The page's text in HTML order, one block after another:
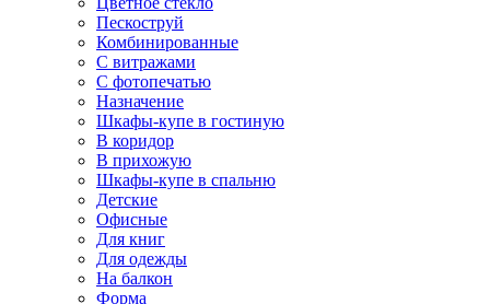
Пескоструй
Комбинированные
С витражами
С фотопечатью
Назначение
Шкафы-купе в гостиную
В коридор
В прихожую
Шкафы-купе в спальню
Детские
Офисные
Для книг
Для одежды
На балкон
Форма